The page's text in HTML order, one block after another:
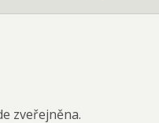
zveřejněna.